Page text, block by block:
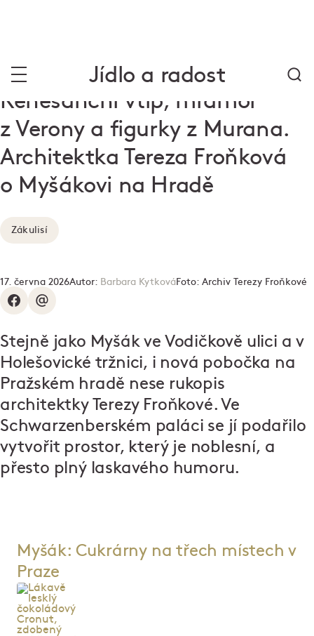
Jídlo a radost
Renesanční vtip, mramor
z Verony a figurky z Murana.
Architektka Tereza Froňková
o Myšákovi na Hradě
Zákulisí
17. června 2026Autor: Barbara KytkováFoto: Archiv Terezy Froňkové
Stejně jako Myšák ve Vodičkově ulici a v
Holešovické tržnici, i nová pobočka na
Pražském hradě nese rukopis
architektky Terezy Froňkové. Ve
Schwarzenberském paláci se jí podařilo
vytvořit prostor, který je noblesní, a
přesto plný laskavého humoru.
Myšák: Cukrárny na třech místech v
Praze